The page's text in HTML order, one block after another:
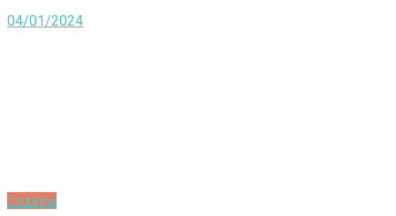
04/01/2024
Cozinha